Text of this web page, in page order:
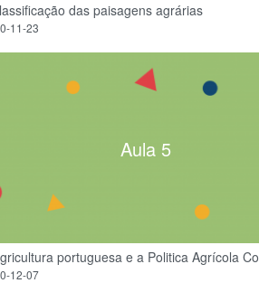
das paisagens agrárias
11-23
Aula 5
portuguesa e a Politica Agrícola
12-07